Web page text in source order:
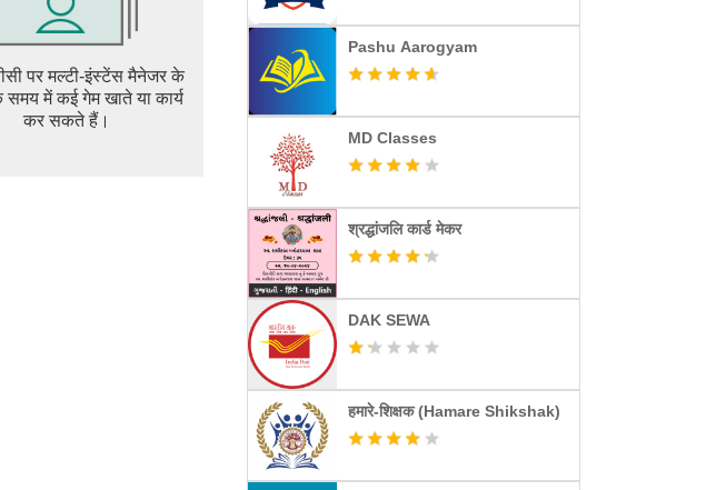
पर मल्टी-इंस्टेंस मैनेजर के
में कई गेम खाते या कार्य
कर सकते हैं।
Pashu Aarogyam
MD Classes
श्रद्धांजलि कार्ड मेकर
DAK SEWA
हमारे-शिक्षक (Hamare Shikshak)